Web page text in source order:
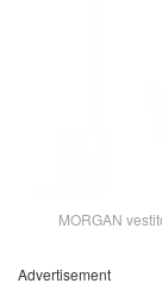
MORGAN
Advertisement